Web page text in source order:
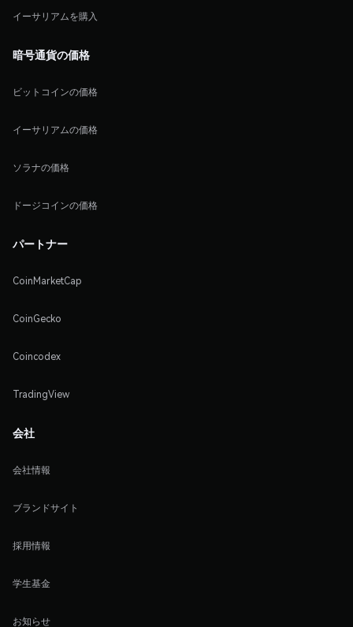
イーサリアムを購入
暗号通貨の価格
ビットコインの価格
イーサリアムの価格
ソラナの価格
ドージコインの価格
パートナー
CoinMarketCap
CoinGecko
Coincodex
TradingView
会社
会社情報
ブランドサイト
採用情報
学生基金
お知らせ